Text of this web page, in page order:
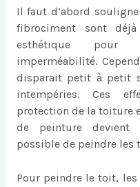
Il faut d’abord
fibrociment sont déjà
esthétique pour
imperméabilité.
disparait petit à petit
intempéries. Ces
protection de la toiture
de peinture devient
possible de peindre les
Pour peindre le toit,